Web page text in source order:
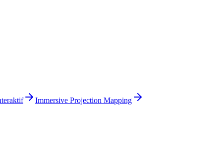
Immersive Projection Mapping